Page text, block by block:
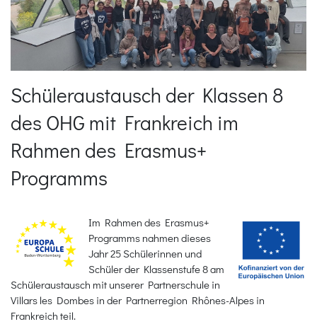
Schüleraustausch der Klassen 8
des OHG mit Frankreich im
Rahmen des Erasmus+
Programms
Im Rahmen des Erasmus+
Programms nahmen dieses
Jahr 25 Schülerinnen und
Schüler der Klassenstufe 8 am
Schüleraustausch mit unserer Partnerschule in
Villars les Dombes in der Partnerregion Rhônes-Alpes in
Frankreich teil.